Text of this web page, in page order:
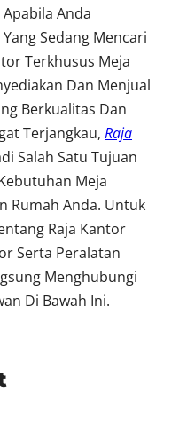
Anda
Sedang Mencari
Terkhusus Meja
Dan Menjual
Berkualitas Dan
Terjangkau, Raja
Salah Satu Tujuan
Meja
Rumah Anda. Untuk
Raja Kantor
Serta Peralatan
Menghubungi
Di Bawah Ini.